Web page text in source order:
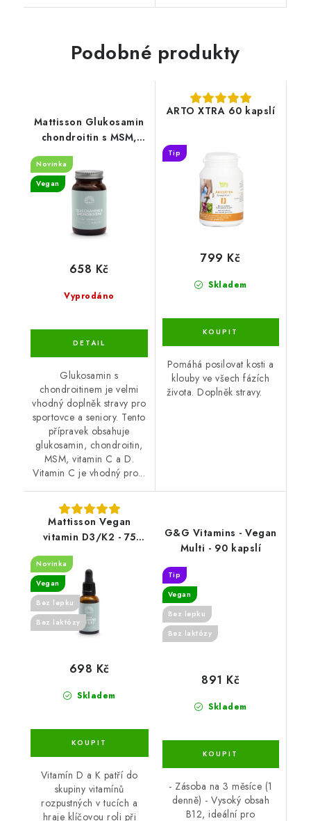
Podobné produkty
Mattisson Glukosamin
chondroitin s MSM,
vitaminem C a D3 - 60
tablet
Novinka
Vegan
Vyprodáno
658 Kč
Glukosamin s
chondroitinem je velmi
vhodný doplněk stravy pro
sportovce a seniory. Tento
přípravek obsahuje
glukosamin, chondroitin,
MSM, vitamin C a D.
Vitamin C je vhodný pro...
ARTO XTRA 60 kapslí
Tip
Skladem
799 Kč
Pomáhá posilovat kosti a
klouby ve všech fázích
života. Doplněk stravy.
Mattisson Vegan
vitamin D3/K2 - 75
Novinka
Vegan
Bez lepku
Bez laktózy
Skladem
698 Kč
Vitamín D a K patří do
skupiny vitamínů
rozpustných v tucích a
hraje klíčovou roli při
G&G Vitamins - Vegan
Multi - 90 kapslí
Tip
Vegan
Bez lepku
Bez laktózy
Skladem
891 Kč
- Zásoba na 3 měsíce (1
denně) - Vysoký obsah
B12, ideální pro